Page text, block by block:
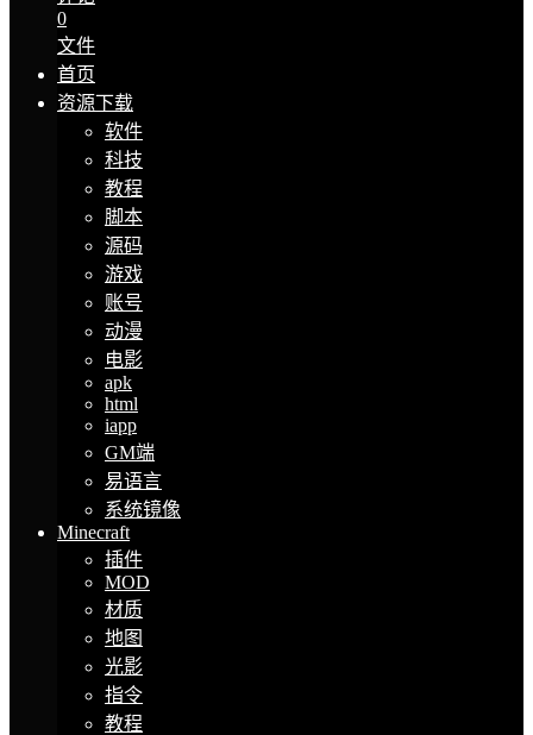
0
文件
首页
资源下载
软件
科技
教程
脚本
源码
游戏
账号
动漫
电影
apk
html
iapp
GM端
易语言
系统镜像
Minecraft
插件
MOD
材质
地图
光影
指令
教程